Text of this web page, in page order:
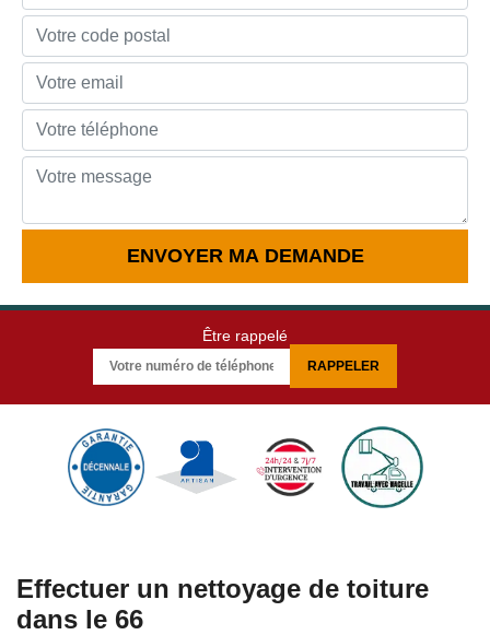
Être rappelé
Effectuer un nettoyage de toiture
dans le 66